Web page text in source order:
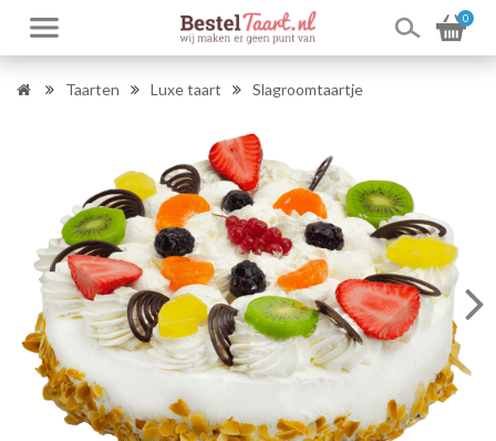
0
Taarten Luxe taart Slagroomtaartje